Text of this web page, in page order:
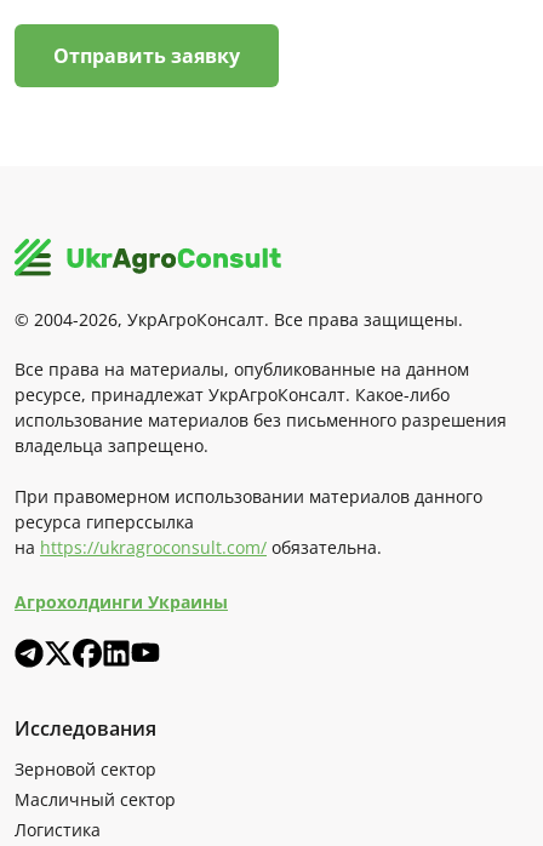
Отправить заявку
© 2004-2026, УкрАгроКонсалт. Все права защищены.
Все права на материалы, опубликованные на данном
ресурсе, принадлежат УкрАгроКонсалт. Какое-либо
использование материалов без письменного разрешения
владельца запрещено.
При правомерном использовании материалов данного
ресурса гиперссылка
на https://ukragroconsult.com/ обязательна.
Агрохолдинги Украины
Исследования
Зерновой сектор
Масличный сектор
Логистика